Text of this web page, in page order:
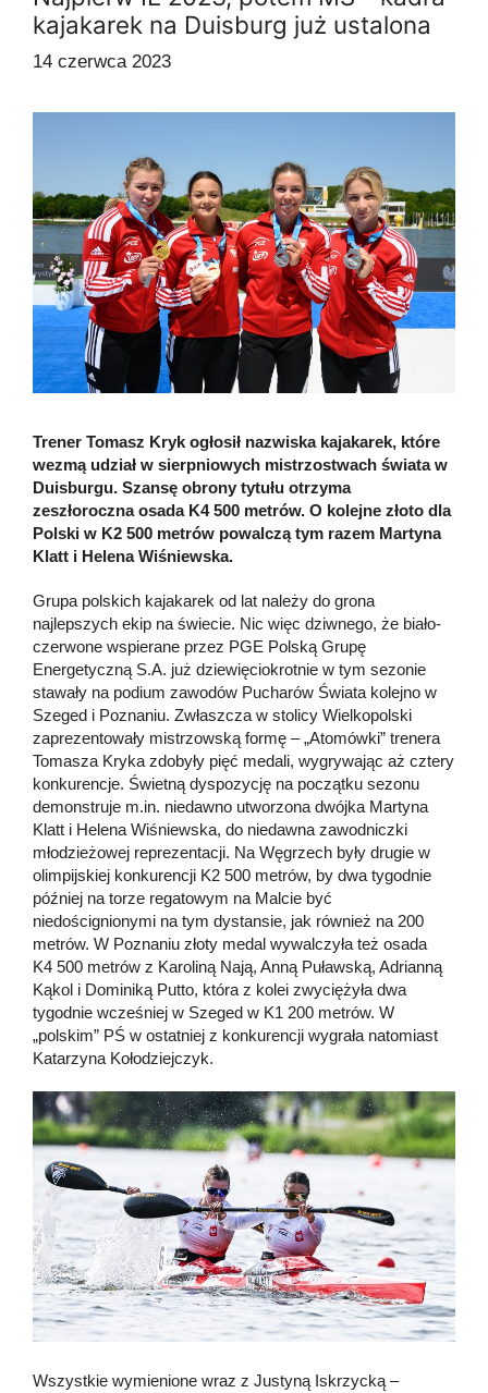
kajakarek na Duisburg już ustalona
14 czerwca 2023
Trener Tomasz Kryk ogłosił nazwiska kajakarek, które
wezmą udział w sierpniowych mistrzostwach świata w
Duisburgu. Szansę obrony tytułu otrzyma
zeszłoroczna osada K4 500 metrów. O kolejne złoto dla
Polski w K2 500 metrów powalczą tym razem Martyna
Klatt i Helena Wiśniewska.
Grupa polskich kajakarek od lat należy do grona
najlepszych ekip na świecie. Nic więc dziwnego, że biało-
czerwone wspierane przez PGE Polską Grupę
Energetyczną S.A. już dziewięciokrotnie w tym sezonie
stawały na podium zawodów Pucharów Świata kolejno w
Szeged i Poznaniu. Zwłaszcza w stolicy Wielkopolski
zaprezentowały mistrzowską formę – „Atomówki” trenera
Tomasza Kryka zdobyły pięć medali, wygrywając aż cztery
konkurencje. Świetną dyspozycję na początku sezonu
demonstruje m.in. niedawno utworzona dwójka Martyna
Klatt i Helena Wiśniewska, do niedawna zawodniczki
młodzieżowej reprezentacji. Na Węgrzech były drugie w
olimpijskiej konkurencji K2 500 metrów, by dwa tygodnie
później na torze regatowym na Malcie być
niedoścignionymi na tym dystansie, jak również na 200
metrów. W Poznaniu złoty medal wywalczyła też osada
K4 500 metrów z Karoliną Nają, Anną Puławską, Adrianną
Kąkol i Dominiką Putto, która z kolei zwyciężyła dwa
tygodnie wcześniej w Szeged w K1 200 metrów. W
„polskim” PŚ w ostatniej z konkurencji wygrała natomiast
Katarzyna Kołodziejczyk.
Wszystkie wymienione wraz z Justyną Iskrzycką –